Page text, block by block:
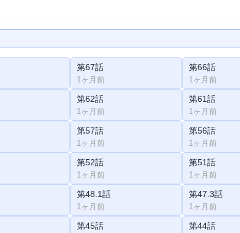
第67話
1ヶ月前
第66話
1ヶ月前
第62話
1ヶ月前
第61話
1ヶ月前
第57話
1ヶ月前
第56話
1ヶ月前
第52話
1ヶ月前
第51話
1ヶ月前
第48.1話
1ヶ月前
第47.3話
1ヶ月前
第45話 第44話